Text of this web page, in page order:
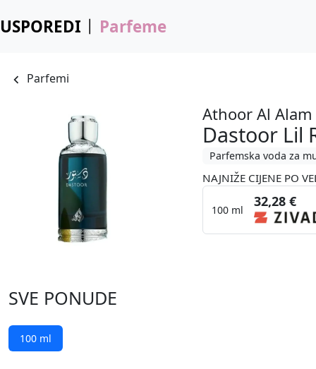
USPOREDI Parfeme
Parfemi
Athoor Al Alam
Dastoor Lil
Parfemska voda za
NAJNIŽE CIJENE PO
100 ml
32,28 €
SVE PONUDE
100 ml